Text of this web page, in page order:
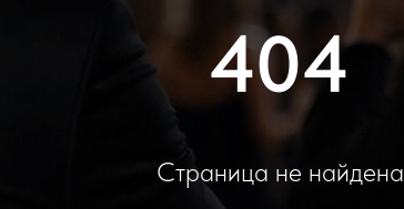
404
Страница не найдена